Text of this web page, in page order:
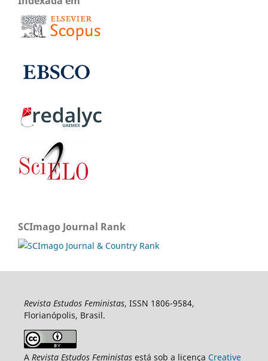
SCImago Journal Rank
Revista Estudos Feministas, ISSN 1806-9584,
Florianópolis, Brasil.
A Revista Estudos Feministasestá sob a licença Creative